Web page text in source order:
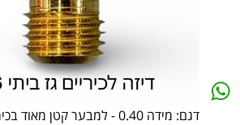
דגם: מידה 0.40 - למבער קטן מאוד בכיריים גז ביתי